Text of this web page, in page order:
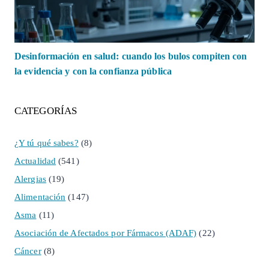
Desinformación en salud: cuando los bulos compiten con
la evidencia y con la confianza pública
CATEGORÍAS
¿Y tú qué sabes? (8)
Actualidad (541)
Alergias(19)
Alimentación (147)
Asma (11)
Asociación de Afectados por Fármacos (ADAF) (22)
Cáncer(8)